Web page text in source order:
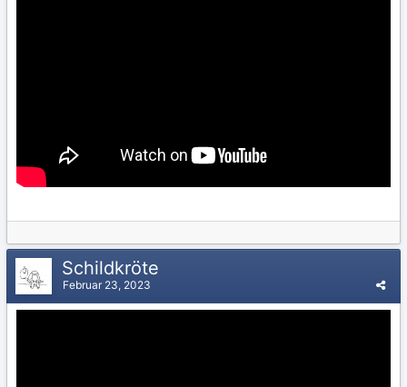
Schildkröte
Februar 23, 2023